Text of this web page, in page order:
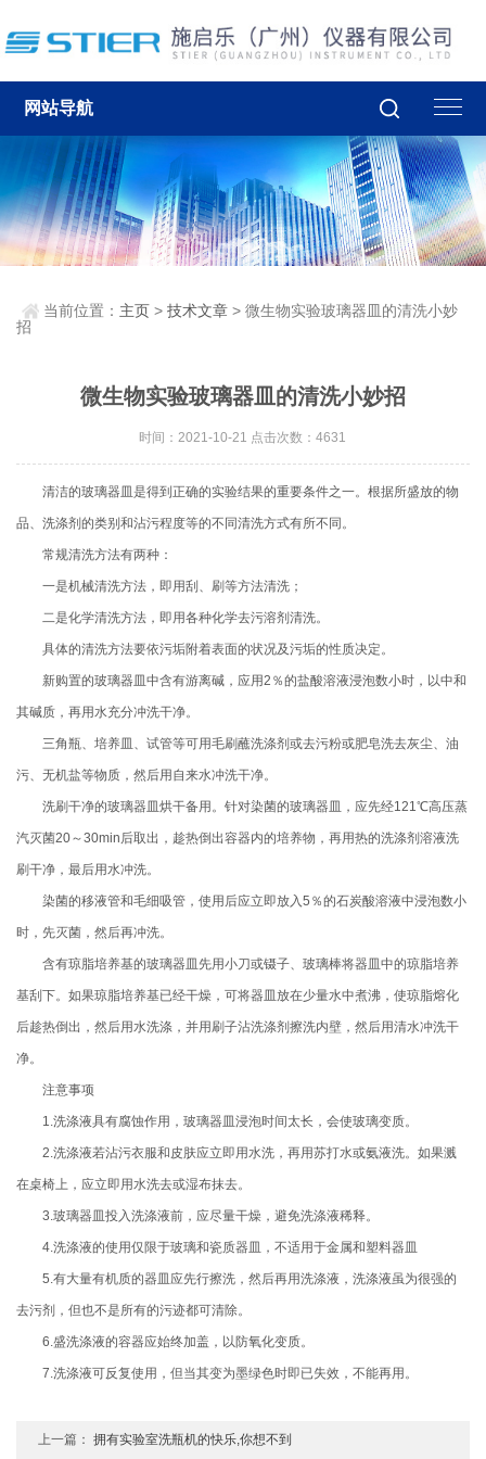
网站导航
当前位置： 主页 >技术文章 > 微生物实验玻璃器皿的清洗小妙
招
微生物实验玻璃器皿的清洗小妙招
时间：2021-10-21 点击次数：4631
清洁的玻璃器皿是得到正确的实验结果的重要条件之一。根据所盛放的物
品、洗涤剂的类别和沾污程度等的不同清洗方式有所不同。
常规清洗方法有两种：
一是机械清洗方法，即用刮、刷等方法清洗；
二是化学清洗方法，即用各种化学去污溶剂清洗。
具体的清洗方法要依污垢附着表面的状况及污垢的性质决定。
新购置的玻璃器皿中含有游离碱，应用2％的盐酸溶液浸泡数小时，以中和
其碱质，再用水充分冲洗干净。
三角瓶、培养皿、试管等可用毛刷蘸洗涤剂或去污粉或肥皂洗去灰尘、油
污、无机盐等物质，然后用自来水冲洗干净。
洗刷干净的玻璃器皿烘干备用。针对染菌的玻璃器皿，应先经121℃高压蒸
汽灭菌20～30min后取出，趁热倒出容器内的培养物，再用热的洗涤剂溶液洗
刷干净，最后用水冲洗。
染菌的移液管和毛细吸管，使用后应立即放入5％的石炭酸溶液中浸泡数小
时，先灭菌，然后再冲洗。
含有琼脂培养基的玻璃器皿先用小刀或镊子、玻璃棒将器皿中的琼脂培养
基刮下。如果琼脂培养基已经干燥，可将器皿放在少量水中煮沸，使琼脂熔化
后趁热倒出，然后用水洗涤，并用刷子沾洗涤剂擦洗内壁，然后用清水冲洗干
净。
注意事项
1.洗涤液具有腐蚀作用，玻璃器皿浸泡时间太长，会使玻璃变质。
2.洗涤液若沾污衣服和皮肤应立即用水洗，再用苏打水或氨液洗。如果溅
在桌椅上，应立即用水洗去或湿布抹去。
3.玻璃器皿投入洗涤液前，应尽量干燥，避免洗涤液稀释。
4.洗涤液的使用仅限于玻璃和瓷质器皿，不适用于金属和塑料器皿
5.有大量有机质的器皿应先行擦洗，然后再用洗涤液，洗涤液虽为很强的
去污剂，但也不是所有的污迹都可清除。
6.盛洗涤液的容器应始终加盖，以防氧化变质。
7.洗涤液可反复使用，但当其变为墨绿色时即已失效，不能再用。
上一篇： 拥有实验室洗瓶机的快乐,你想不到